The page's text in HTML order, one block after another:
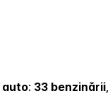
: 33 benzinării,